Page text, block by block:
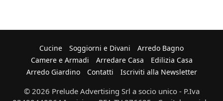
Cucine Soggiorni e Divani
Arredo Bagno
Camere e Armadi
Arredare Casa
Edilizia Casa
Arredo Giardino
Contatti Iscriviti alla Newsletter
© 2026 Prelude Advertising Srl a socio unico - P.Iva